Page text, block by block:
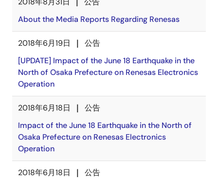
About the Media Reports Regarding Renesas
2018年6月19日
公告
[UPDATE] Impact of the June 18 Earthquake in the
North of Osaka Prefecture on Renesas Electronics
Operation
2018年6月18日
公告
Impact of the June 18 Earthquake in the North of
Osaka Prefecture on Renesas Electronics
Operation
2018年6月18日
公告